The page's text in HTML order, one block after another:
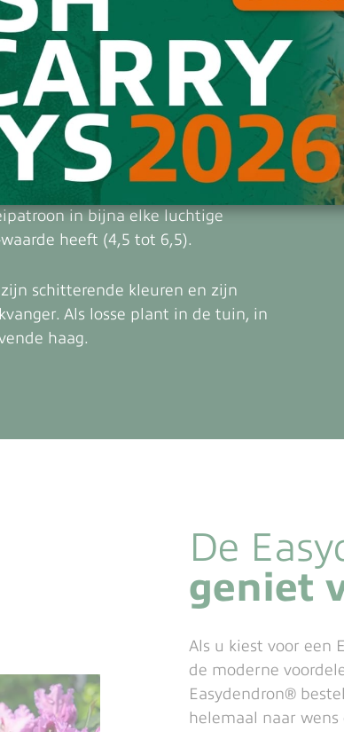
thuis!
heeft de goede
Hij is eenvoudig te onderhouden
in bijna elke luchtige
heeft (4,5 tot 6,5).
schitterende kleuren en zijn
Als losse plant in de tuin, in
haag.
De
geniet
Als u kiest voor een
de moderne
Easydendron®
helemaal naar